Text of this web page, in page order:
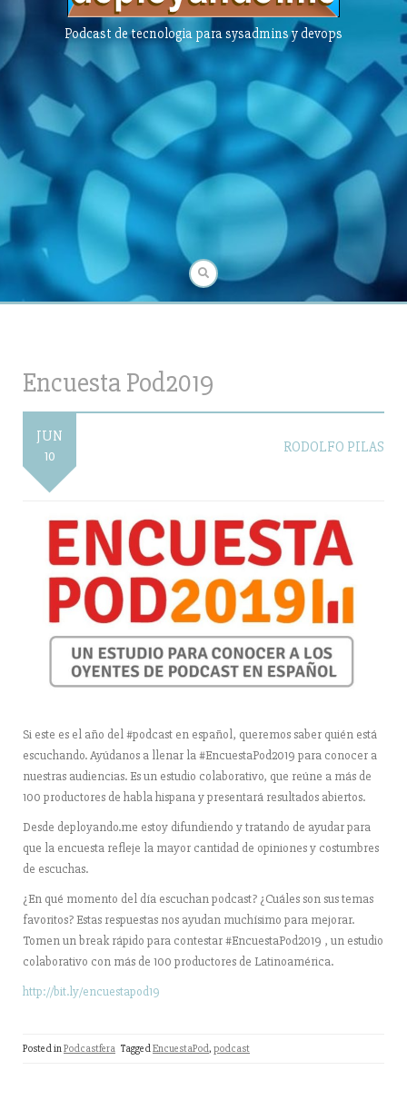
Podcast de tecnologia para sysadmins y devops
Encuesta Pod2019
JUN
10
RODOLFO PILAS
Si este es el año del #podcast en español, queremos saber quién está
escuchando. Ayúdanos a llenar la #EncuestaPod2019 para conocer a
nuestras audiencias. Es un estudio colaborativo, que reúne a más de
100 productores de habla hispana y presentará resultados abiertos.
Desde deployando.me estoy difundiendo y tratando de ayudar para
que la encuesta refleje la mayor cantidad de opiniones y costumbres
de escuchas.
¿En qué momento del día escuchan podcast? ¿Cuáles son sus temas
favoritos? Estas respuestas nos ayudan muchísimo para mejorar.
Tomen un break rápido para contestar #EncuestaPod2019 , un estudio
colaborativo con más de 100 productores de Latinoamérica.
http://bit.ly/encuestapod19
Posted inPodcastfera TaggedEncuestaPod, podcast